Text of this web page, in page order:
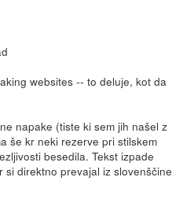
websites -- to deluje, kot da
napake (tiste ki sem jih našel z
še kr neki rezerve pri stilskem
besedila. Tekst izpade
direktno prevajal iz slovenščine